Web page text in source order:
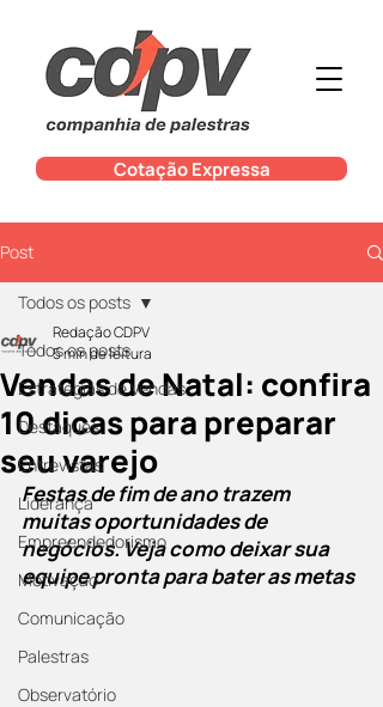
Cotação Expressa
Post
Todos os posts
Estratégias de Vendas
Destaques
Entrevistas
Liderança
Empreendedorismo
Motivação
Comunicação
Palestras
Observatório
Todos os posts
Vendas de Natal: confira
10 dicas para preparar
seu varejo
Redação CDPV
5 min de leitura
Festas de fim de ano trazem
muitas oportunidades de
negócios. Veja como deixar sua
equipe pronta para bater as metas